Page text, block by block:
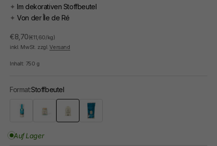
✦ Im dekorativen Stoffbeutel
✦ Von der Île de Ré
Angebot
€8,70(€11,60/kg)
inkl. MwSt. zzgl.Versand
Inhalt: 750 g
Format:Stoffbeutel
Nachfüllbare Mühle
Glas mit Korkdeckel
StoffbeutelBeutel
Auf Lager